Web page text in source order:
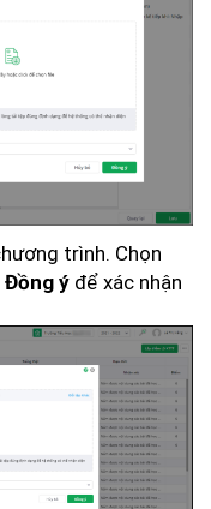
trình. Chọn
Đồng ý để xác nhận